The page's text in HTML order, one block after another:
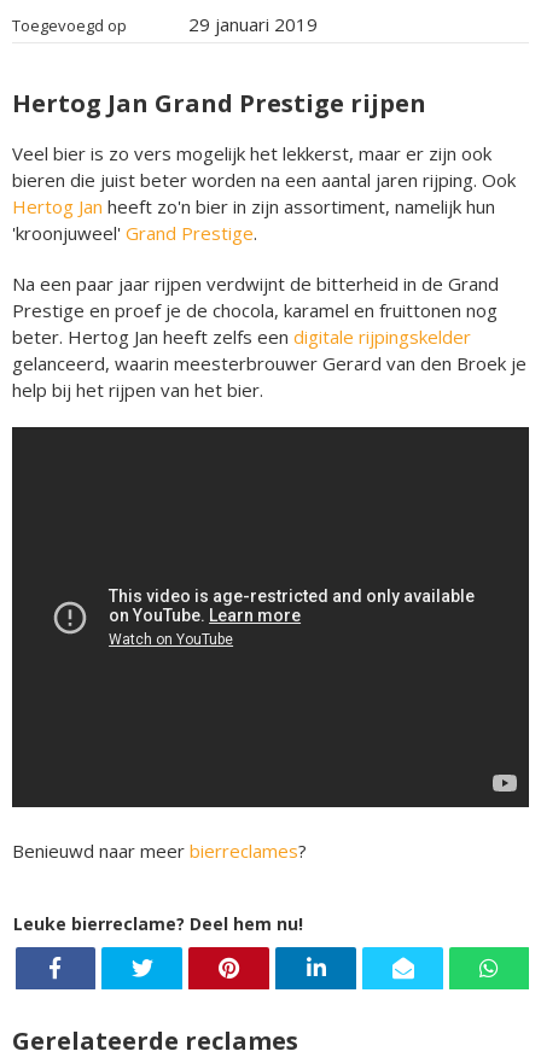
Toegevoegd op 29 januari 2019
Hertog Jan Grand Prestige rijpen
Veel bier is zo vers mogelijk het lekkerst, maar er zijn ook
bieren die juist beter worden na een aantal jaren rijping. Ook
Hertog Jan heeft zo'n bier in zijn assortiment, namelijk hun
'kroonjuweel' Grand Prestige.
Na een paar jaar rijpen verdwijnt de bitterheid in de Grand
Prestige en proef je de chocola, karamel en fruittonen nog
beter. Hertog Jan heeft zelfs een digitale rijpingskelder
gelanceerd, waarin meesterbrouwer Gerard van den Broek je
help bij het rijpen van het bier.
Benieuwd naar meer bierreclames?
Leuke bierreclame? Deel hem nu!
Gerelateerde reclames